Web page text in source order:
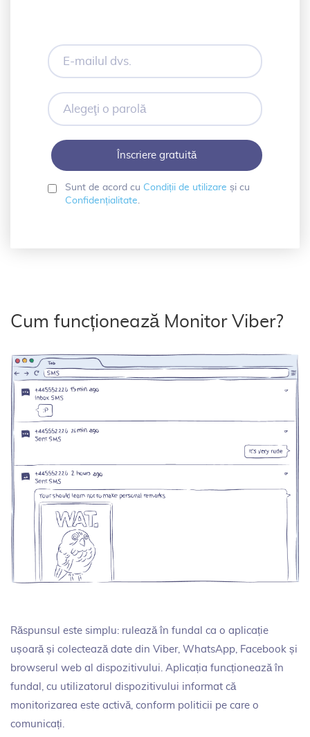
E-
mailul
dvs.
Alegeţi
o
parolă
Sunt de acord cu Condiții de utilizare și cu
Confidențialitate
Cum funcționează Monitor Viber?
Răspunsul este simplu: rulează în fundal ca o aplicație
ușoară și colectează date din Viber, WhatsApp, Facebook și
browserul web al dispozitivului. Aplicația funcționează în
fundal, cu utilizatorul dispozitivului informat că
monitorizarea este activă, conform politicii pe care o
comunicați.